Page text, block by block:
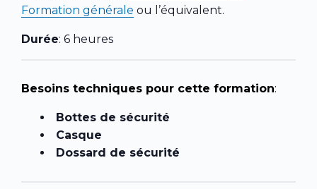
Formation générale ou l’équivalent.
Durée: 6 heures
Besoins techniques pour cette formation:
Bottes de sécurité
Casque
Dossard de sécurité